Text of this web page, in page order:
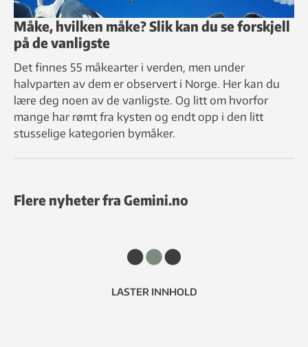
Måke, hvilken måke? Slik kan du se forskjell
på de vanligste
Det finnes 55 måkearter i verden, men under
halvparten av dem er observert i Norge. Her kan du
lære deg noen av de vanligste. Og litt om hvorfor
mange har rømt fra kysten og endt opp i den litt
stusselige kategorien bymåker.
Flere nyheter fra Gemini.no
LASTER INNHOLD